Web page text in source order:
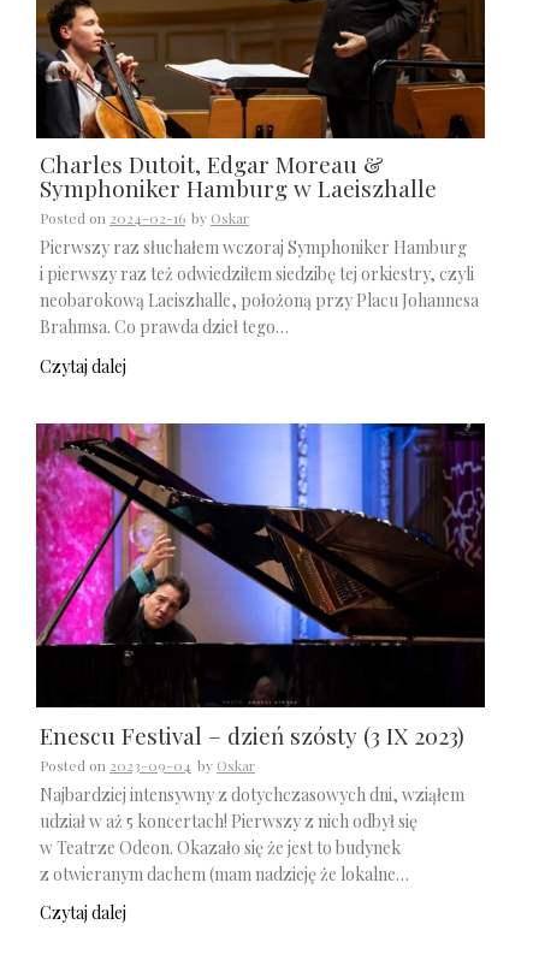
Charles Dutoit, Edgar Moreau &
Symphoniker Hamburg w Laeiszhalle
Posted on 2024-02-16 by Oskar
Pierwszy raz słuchałem wczoraj Symphoniker Hamburg
i pierwszy raz też odwiedziłem siedzibę tej orkiestry, czyli
neobarokową Laeiszhalle, położoną przy Placu Johannesa
Brahmsa. Co prawda dzieł tego…
Czytaj dalej
Enescu Festival – dzień szósty (3 IX 2023)
Posted on 2023-09-04 by Oskar
Najbardziej intensywny z dotychczasowych dni, wziąłem
udział w aż 5 koncertach! Pierwszy z nich odbył się
w Teatrze Odeon. Okazało się że jest to budynek
z otwieranym dachem (mam nadzieję że lokalne…
Czytaj dalej